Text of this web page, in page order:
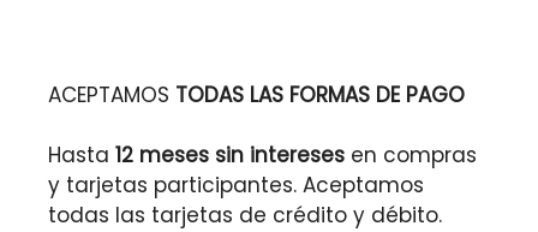
ACEPTAMOS TODAS LAS FORMAS DE PAGO
Hasta 12 meses sin intereses en compras
y tarjetas participantes. Aceptamos
todas las tarjetas de crédito y débito.